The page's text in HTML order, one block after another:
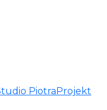
PiotraProjekt